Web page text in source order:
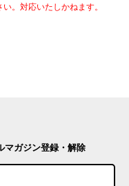
。対応いたしかねます。
マガジン登録・解除